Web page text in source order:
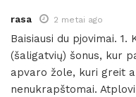
rasa 2 metai ago
Baisiausi du pjovimai.
(šaligatvių) šonus, kur
apvaro žole, kuri greit
nenukrapštomai.